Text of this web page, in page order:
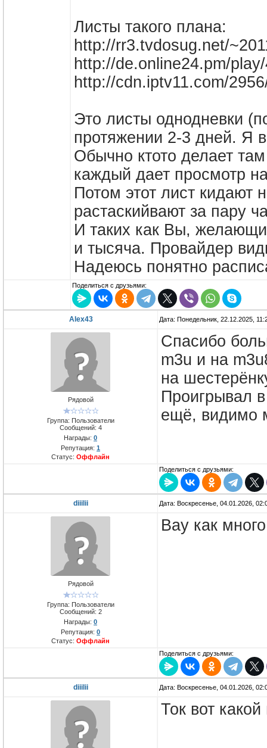
Листы такого плана:
http://rr3.tvdosug.net/
http://de.online24.pm/
http://cdn.iptv11.com/
Это листы однодневки
протяжении 2-3 дней. Я
Обычно ктото делает
каждый дает просмотр
Потом этот лист кидают
растаскийвают за пару
И таких как Вы,
и тысяча. Провайдер
Надеюсь понятно
Поделиться с друзьями:
Alex43 Дата: Понедельник, 22.12.2025,
Рядовой
Группа: Пользователи
Сообщений: 4
Награды: 0
Репутация: 1
Статус: Оффлайн
Спасибо
m3u и на
на
Проигрывал
ещё, видимо
Поделиться с друзьями:
diiilii Дата: Воскресенье, 04.01.2026,
Рядовой
Группа: Пользователи
Сообщений: 2
Награды: 0
Репутация: 0
Статус: Оффлайн
Вау как
Поделиться с друзьями:
diiilii Дата: Воскресенье, 04.01.2026,
Ток вот